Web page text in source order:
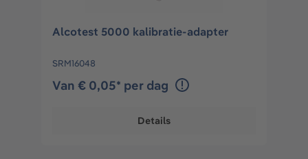
Alcotest 5000 kalibratie-adapter
SRM16048
Van € 0,05* per dag
Details